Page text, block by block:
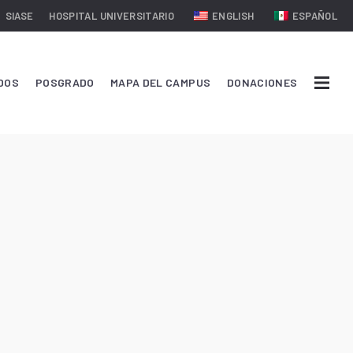
SIASE HOSPITAL UNIVERSITARIO ENGLISH ESPAÑOL
POSGRADO MAPA DEL CAMPUS DONACIONES